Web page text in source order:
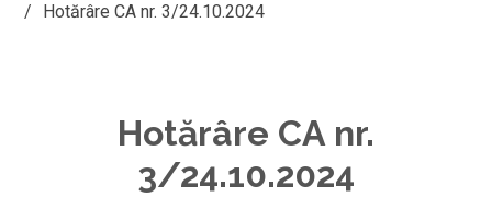
Hotărâre CA nr. 3/24.10.2024
Hotărâre CA nr.
3/24.10.2024